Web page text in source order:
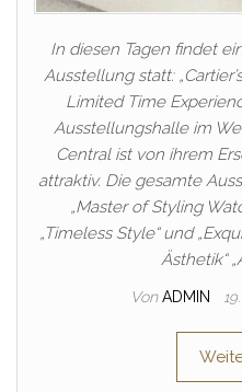
In diesen Tagen findet
Ausstellung statt:
Limited Time
Ausstellungshalle im
Central ist von ihrem
attraktiv. Die gesamte
„Master of Styling
„Timeless Style“ und
Ästhetik“
Von ADMIN